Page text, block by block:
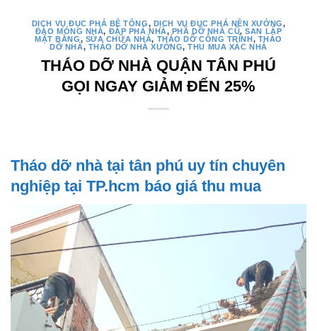
DỊCH VỤ ĐỤC PHÁ BÊ TÔNG DỊCH VỤ ĐỤC PHÁ NỀN XƯỞNG
ĐÀO MÓNG NHÀ
ĐẬP PHÁ NHÀ PHÁ DỠ NHÀ CŨ ,SAN LẤP
MẶT BẰNG
SỬA CHỮA NHÀ THÁO DỠ CÔNG TRÌNH
THÁO
DỠ NHÀ
THÁO DỠ NHÀ XƯỞNG ,THU MUA XÁC NHÀ
THÁO DỠ NHÀ QUẬN TÂN PHÚ
GỌI NGAY GIẢM ĐẾN 25%
Tháo dỡ nhà tại tân phú uy tín chuyên
nghiệp tại TP.hcm báo giá thu mua